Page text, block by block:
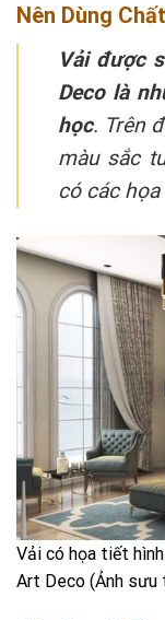
Nên Dùng
Vải được
Deco là
học. Trên
màu sắc
có các
Vải có họa tiết
Art Deco (Ảnh sưu